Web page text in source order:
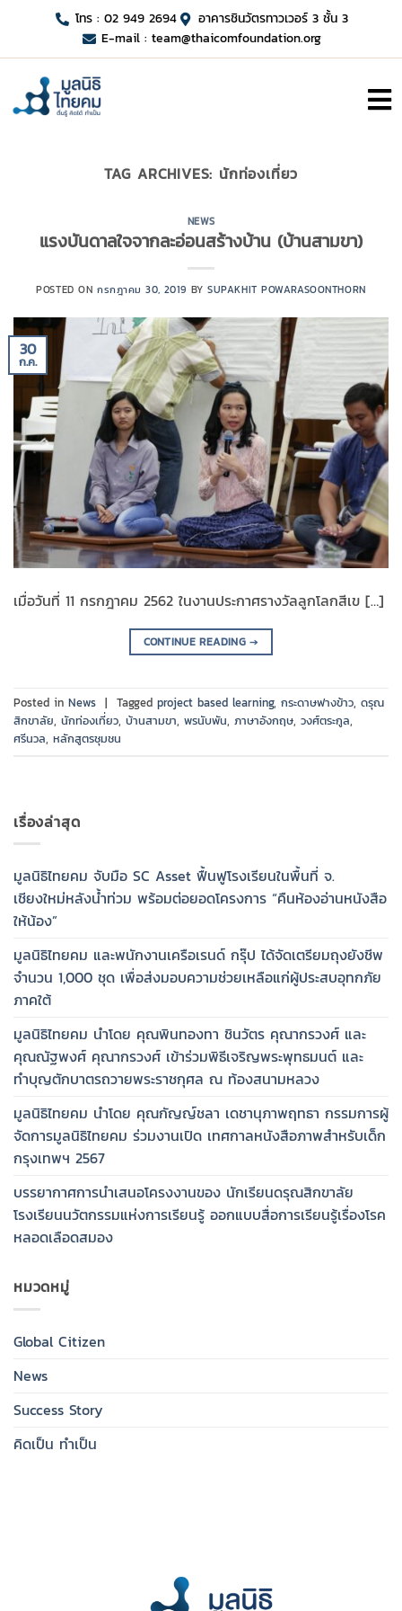
โทร : 02 949 2694
อาคารชินวัตรทาวเวอร์ 3 ชั้น 3
E-mail :team@thaicomfoundation.org
TAG ARCHIVES: นักท่องเที่ยว
NEWS
แรงบันดาลใจจากละอ่อนสร้างบ้าน (บ้านสามขา)
POSTED ON กรกฎาคม 30, 2019 BYSUPAKHIT POWARASOONTHORN
30
ก.ค.
เมื่อวันที่ 11 กรกฎาคม 2562 ในงานประกาศรางวัลลูกโลกสีเข […]
CONTINUE READING→
Posted in News | Tagged project based learning, กระดาษฟางข้าว, ดรุณ
สิกขาลัย, นักท่องเที่ยว, บ้านสามขา, พรนับพัน, ภาษาอังกฤษ, วงศ์ตระกูล,
ศรีนวล, หลักสูตรชุมชน
เรื่องล่าสุด
มูลนิธิไทยคม จับมือ SC Asset ฟื้นฟูโรงเรียนในพื้นที่ จ.
เชียงใหม่หลังน้ำท่วม พร้อมต่อยอดโครงการ “คืนห้องอ่านหนังสือ
ให้น้อง”
มูลนิธิไทยคม และพนักงานเครือเรนด์ กรุ๊ป ได้จัดเตรียมถุงยังชีพ
จำนวน 1,000 ชุด เพื่อส่งมอบความช่วยเหลือแก่ผู้ประสบอุทกภัย
ภาคใต้
มูลนิธิไทยคม นำโดย คุณพินทองทา ชินวัตร คุณากรวงศ์ และ
คุณณัฐพงศ์ คุณากรวงศ์ เข้าร่วมพิธีเจริญพระพุทธมนต์ และ
ทำบุญตักบาตรถวายพระราชกุศล ณ ท้องสนามหลวง
มูลนิธิไทยคม นำโดย คุณกัญญ์ชลา เดชานุภาพฤทธา กรรมการผู้
จัดการมูลนิธิไทยคม ร่วมงานเปิด เทศกาลหนังสือภาพสำหรับเด็ก
กรุงเทพฯ 2567
บรรยากาศการนำเสนอโครงงานของ นักเรียนดรุณสิกขาลัย
โรงเรียนนวัตกรรมแห่งการเรียนรู้ ออกแบบสื่อการเรียนรู้เรื่องโรค
หลอดเลือดสมอง
หมวดหมู่
Global Citizen
News
Success Story
คิดเป็น ทำเป็น